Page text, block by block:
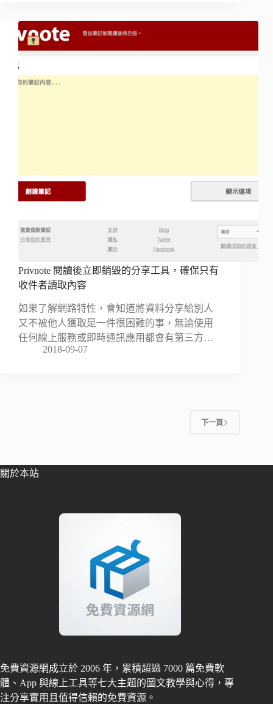
Privnote 閱讀後立即銷毀的分享工具，確保只有
收件者讀取內容
如果了解網路特性，會知道將資料分享給別人
又不被他人獲取是一件很困難的事，無論使用
任何線上服務或即時通訊應用都會有第三方…
2018-09-07
下一頁
關於本站
免費資源網成立於 2006 年，累積超過 7000 篇免費軟
體、App 與線上工具等七大主題的圖文教學與心得，專
注分享實用且值得信賴的免費資源。